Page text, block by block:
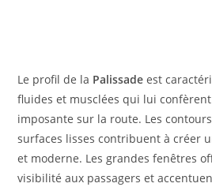
Le profil de la Palissade est
fluides et musclées qui lui
imposante sur la route. Les
surfaces lisses contribuent à créer
et moderne. Les grandes fenêtres
visibilité aux passagers et